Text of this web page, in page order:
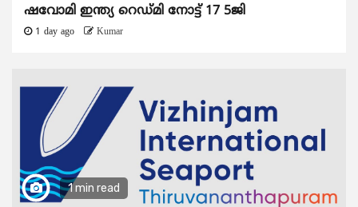
ഷവോമി ഇന്ത്യ റെഡ്മി നോട്ട് 17 5ജി
1 day ago Kumar
1 min read